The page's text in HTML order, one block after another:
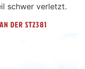
schwer verletzt.
DER ST2381